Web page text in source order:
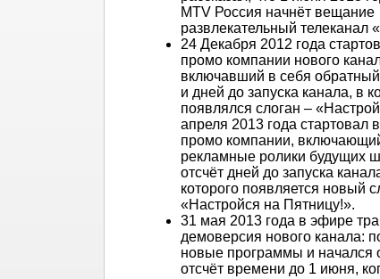
MTV Россия начнёт вещание
развлекательный телеканал
24 Декабря 2012 года
промо компании нового
включавший в себя обратный
и дней до запуска канала, в
появлялся слоган –
апреля 2013 года стартовал
промо компании,
рекламные ролики будущих
отсчёт дней до запуска
которого появляется новый
«Настройся на Пятницу!».
31 мая 2013 года в эфире
демоверсия нового канала:
новые программы и начался
отсчёт времени до 1 июня,